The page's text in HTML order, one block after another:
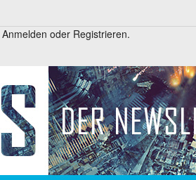
Anmelden oder Registrieren.